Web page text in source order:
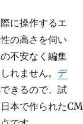
に操作するエ
の高さを伺い
不安なく編集
れません。 デ
きるので、試
本で作られた